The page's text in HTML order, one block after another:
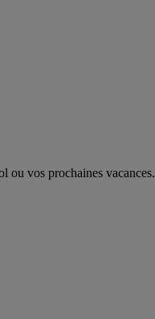
ou vos prochaines vacances.